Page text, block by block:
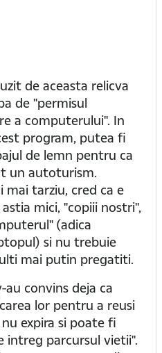
de aceasta relicva
de "permisul
a computerului". In
program, putea fi
de lemn pentru ca
un autoturism.
mai tarziu, cred ca e
mici, "copiii nostri",
(adica
si nu trebuie
mai putin pregatiti.
au convins deja ca
lor pentru a reusi
expira si poate fi
intreg parcursul vietii".